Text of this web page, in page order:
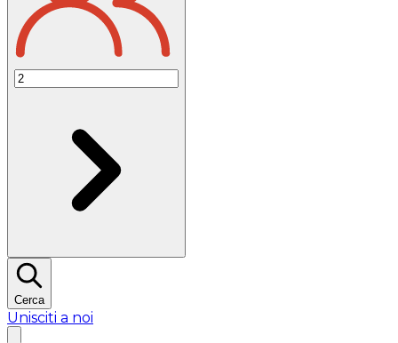
Cerca
Unisciti a noi